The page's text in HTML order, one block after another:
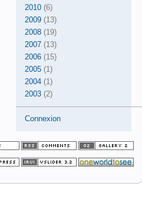
2010 (6)
2009 (13)
2008 (19)
2007 (13)
2006 (15)
2005 (1)
2004 (1)
2003 (2)
Connexion